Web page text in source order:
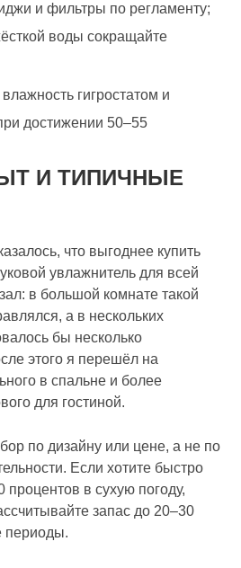
и фильтры по регламенту;
воды сокращайте
гигростатом и
достижении 50–55
И ТИПИЧНЫЕ
что выгоднее купить
увлажнитель для всей
в большой комнате такой
а в нескольких
бы несколько
этого я перешёл на
в спальне и более
для гостиной.
по дизайну или цене, а не по
Если хотите быстро
процентов в сухую погоду,
запас до 20–30
периоды.